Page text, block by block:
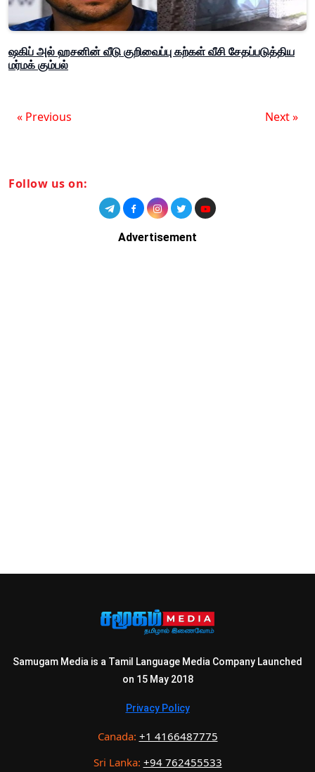
ஷகிப் அல் ஹசனின் வீடு குறிவைப்பு கற்கள் வீசி சேதப்படுத்திய
மர்மக் கும்பல்
« Previous Next »
Follow us on:
Advertisement
Samugam Media is a Tamil Language Media Company Launched
on 15 May 2018
Privacy Policy
Canada: +1 4166487775
Sri Lanka: +94 762455533